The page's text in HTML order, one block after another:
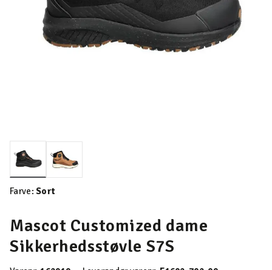
Mascot Customized dame
Sikkerhedsstøvle S7S
valgte
Farve:Sort